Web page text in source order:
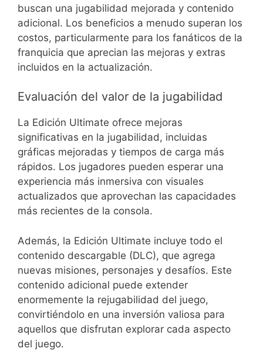
buscan una jugabilidad mejorada y contenido
adicional. Los beneficios a menudo superan los
costos, particularmente para los fanáticos de la
franquicia que aprecian las mejoras y extras
incluidos en la actualización.
Evaluación del valor de la jugabilidad
La Edición Ultimate ofrece mejoras
significativas en la jugabilidad, incluidas
gráficas mejoradas y tiempos de carga más
rápidos. Los jugadores pueden esperar una
experiencia más inmersiva con visuales
actualizados que aprovechan las capacidades
más recientes de la consola.
Además, la Edición Ultimate incluye todo el
contenido descargable (DLC), que agrega
nuevas misiones, personajes y desafíos. Este
contenido adicional puede extender
enormemente la rejugabilidad del juego,
convirtiéndolo en una inversión valiosa para
aquellos que disfrutan explorar cada aspecto
del juego.